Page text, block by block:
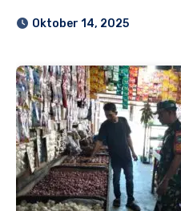
Oktober 14, 2025